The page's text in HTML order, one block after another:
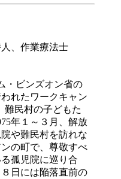
、作業療法士
・ビンズオン省の
れたワークキャン
難民村の子どもた
年１～３月、解放
や難民村を訪れな
の町で、尊敬すべ
孤児院に巡り合
日には陥落直前の